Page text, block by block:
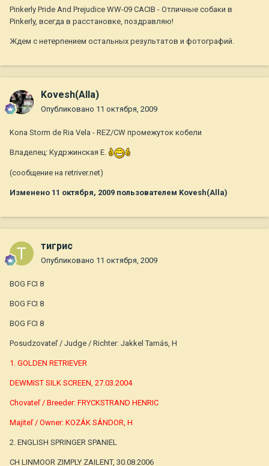
Pinkerly Pride And Prejudice WW-09 CACIB - Отличные собаки в
Pinkerly, всегда в расстановке, поздравляю!
Ждем с нетерпением остальных результатов и фотографий.
Kovesh(Alla)
Опубликовано 11 октября, 2009
Kona Storm de Ria Vela - REZ/CW промежуток кобели
Владелец: Кудржинская Е.
(сообщение на retriver.net)
Изменено 11 октября, 2009 пользователем Kovesh(Alla)
тигрис
Опубликовано 11 октября, 2009
BOG FCI 8
BOG FCI 8
BOG FCI 8
Posudzovateľ / Judge / Richter: Jakkel Tamás, H
1. GOLDEN RETRIEVER
DEWMIST SILK SCREEN, 27.03.2004
Chovateľ / Breeder: FRYCKSTRAND HENRIC
Majiteľ / Owner: KOZÁK SÁNDOR, H
2. ENGLISH SPRINGER SPANIEL
CH LINMOOR ZIMPLY ZAILENT, 30.08.2006